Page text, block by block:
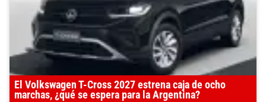
El Volkswagen T-Cross 2027 estrena caja de ocho
marchas, ¿qué se espera para la Argentina?